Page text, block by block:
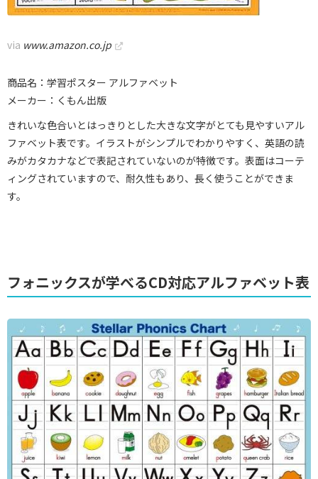
via www.amazon.co.jp
商品名：学習ポスター アルファベット
メーカー：くもん出版
きれいな色合いとはっきりとした大きな文字がとても見やすいアル
ファベット表です。イラストがシンプルでわかりやすく、英語の読
みがカタカナなどで表記されていないのが特徴です。表面はコーテ
ィングされていますので、耐久性もあり、長く使うことができま
す。
フォニックスが学べるCD対応アルファベット表